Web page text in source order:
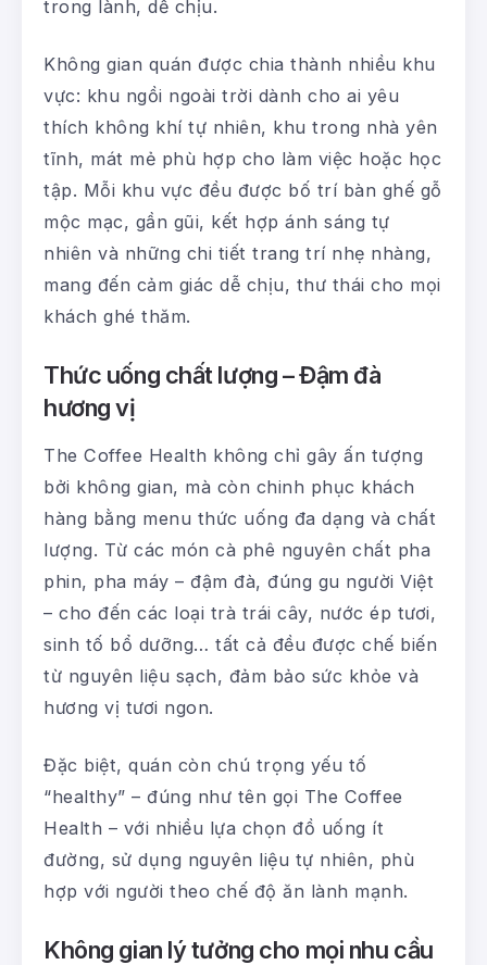
trong lành, dễ chịu.
Không gian quán được chia thành nhiều khu
vực: khu ngồi ngoài trời dành cho ai yêu
thích không khí tự nhiên, khu trong nhà yên
tĩnh, mát mẻ phù hợp cho làm việc hoặc học
tập. Mỗi khu vực đều được bố trí bàn ghế gỗ
mộc mạc, gần gũi, kết hợp ánh sáng tự
nhiên và những chi tiết trang trí nhẹ nhàng,
mang đến cảm giác dễ chịu, thư thái cho mọi
khách ghé thăm.
Thức uống chất lượng – Đậm đà
hương vị
The Coffee Health không chỉ gây ấn tượng
bởi không gian, mà còn chinh phục khách
hàng bằng menu thức uống đa dạng và chất
lượng. Từ các món cà phê nguyên chất pha
phin, pha máy – đậm đà, đúng gu người Việt
– cho đến các loại trà trái cây, nước ép tươi,
sinh tố bổ dưỡng… tất cả đều được chế biến
từ nguyên liệu sạch, đảm bảo sức khỏe và
hương vị tươi ngon.
Đặc biệt, quán còn chú trọng yếu tố
“healthy” – đúng như tên gọi The Coffee
Health – với nhiều lựa chọn đồ uống ít
đường, sử dụng nguyên liệu tự nhiên, phù
hợp với người theo chế độ ăn lành mạnh.
Không gian lý tưởng cho mọi nhu cầu